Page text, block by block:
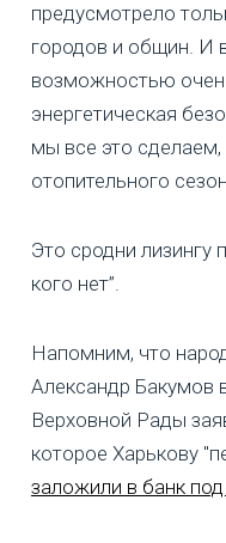
предусмотрело
городов и общин. И
возможностью
энергетическая
мы все это
отопительного
Это сродни лизингу
кого нет”.
Напомним, что
Александр Бакумов
Верховной Рады
которое Харькову
заложили в банк под